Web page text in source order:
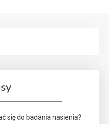
się do badania nasienia?